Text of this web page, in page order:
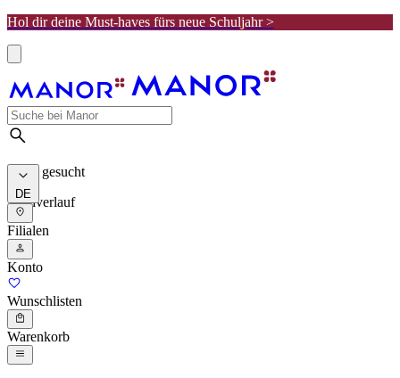
Hol dir deine Must-haves fürs neue Schuljahr >
Meist gesucht
Suchverlauf
DE
Filialen
Konto
Wunschlisten
Warenkorb